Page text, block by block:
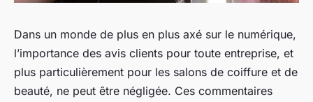
Dans un monde de plus en plus axé sur le numérique,
l’importance des avis clients pour toute entreprise, et
plus particulièrement pour les salons de coiffure et de
beauté, ne peut être négligée. Ces commentaires